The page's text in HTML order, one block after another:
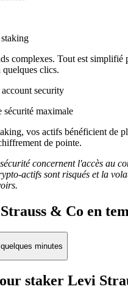
complexes. Tout est simplifié
clics.
sécurité maximale
vos actifs bénéficient de
de pointe.
concernent l'accès au
actifs sont risqués et la
& Co en
minutes
staker Levi